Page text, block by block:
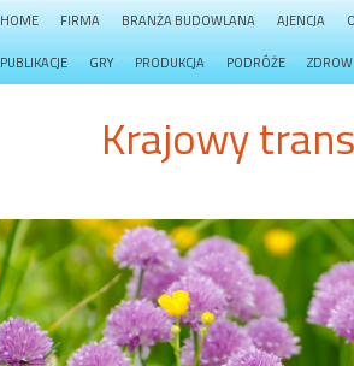
HOME FIRMA BRANŻA BUDOWLANA AJENCJA
PUBLIKACJE GRY PRODUKCJA PODRÓŻE
Krajowy